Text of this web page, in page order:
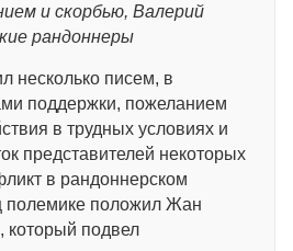
и скорбью, Валерий
рандоннеры
несколько писем, в
поддержки, пожеланием
в трудных условиях и
представителей некоторых
в рандоннерском
полемике положил Жан
который подвел